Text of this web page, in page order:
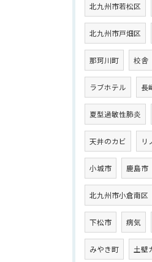
北九州市若松区
北九州市戸畑区
那珂川町 校舎
ラブホテル 長
夏型過敏性肺炎
天井のカビ リ
小城市 鹿島市
北九州市小倉南区
下松市 病気
みやき町 土壁